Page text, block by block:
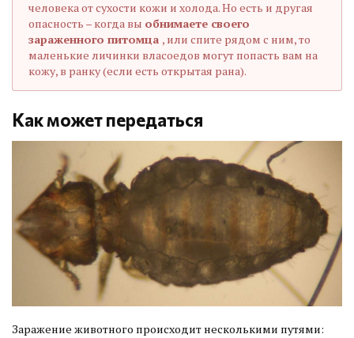
человека от сухости кожи и холода. Но есть и другая
опасность – когда вы обнимаете своего
зараженного питомца , или спите рядом с ним, то
маленькие личинки власоедов могут попасть вам на
кожу, в ранку (если есть открытая рана).
Как может передаться
Заражение животного происходит несколькими путями: